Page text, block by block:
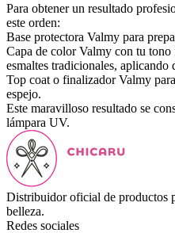
Para obtener un resultado
este orden:
Base protectora Valmy para
Capa de color Valmy con tu tono
esmaltes tradicionales, aplicando
Top coat o finalizador Valmy
espejo.
Este maravilloso resultado se
lámpara UV.
Distribuidor oficial de productos
belleza.
Redes sociales